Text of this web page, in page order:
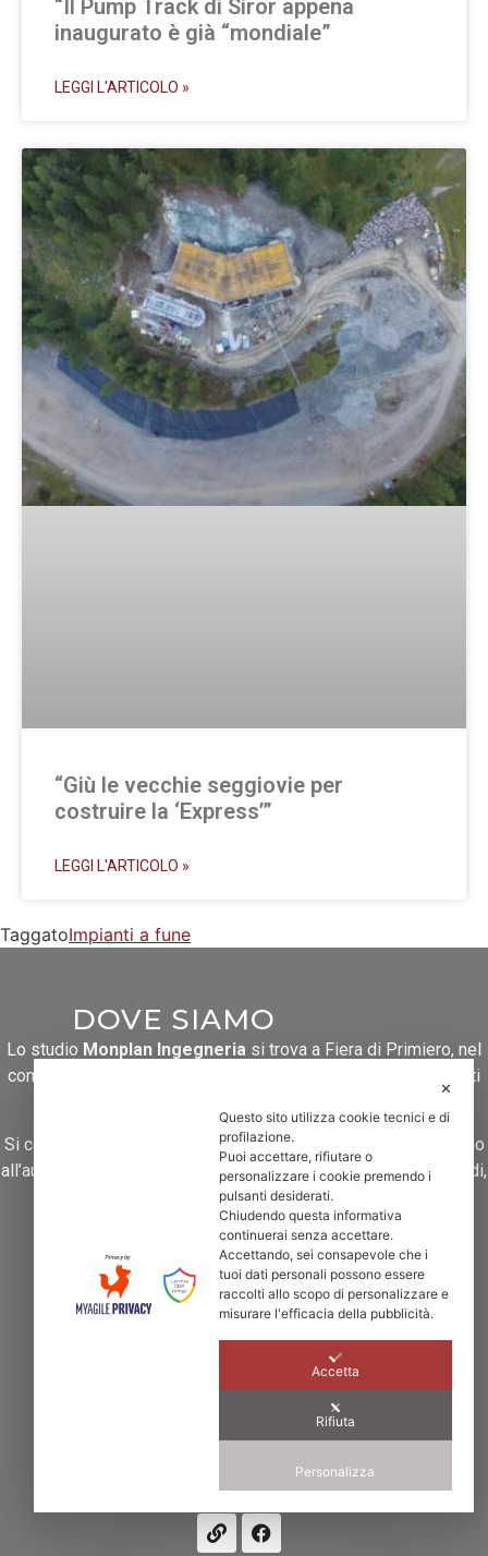
“Il Pump Track di Siror appena
inaugurato è già “mondiale”
LEGGI L'ARTICOLO »
“Giù le vecchie seggiovie per
costruire la ‘Express’”
LEGGI L'ARTICOLO »
TaggatoImpianti a fune
DOVE SIAMO
Lo studio Monplan Ingegneria si trova a Fiera di Primiero, nel
comune di Primiero – San Martino di Castrozza, nelle Dolomiti
Si consiglia di parcheggiare l’auto al parcheggio pubblico vicino
all’autostazione delle Corriere e di raggiungere lo Studio a piedi,
in Viale Piave 7/A.
CONTATTI
Viale Piave 7/A, 38054
Primiero San Martino di Castrozza TN
✕
Questo sito utilizza cookie tecnici e di
profilazione.
Puoi accettare, rifiutare o
personalizzare i cookie premendo i
pulsanti desiderati.
Chiudendo questa informativa
continuerai senza accettare.
Accettando, sei consapevole che i
tuoi dati personali possono essere
raccolti allo scopo di personalizzare e
misurare l'efficacia della pubblicità.
Accetta
Rifiuta
Personalizza